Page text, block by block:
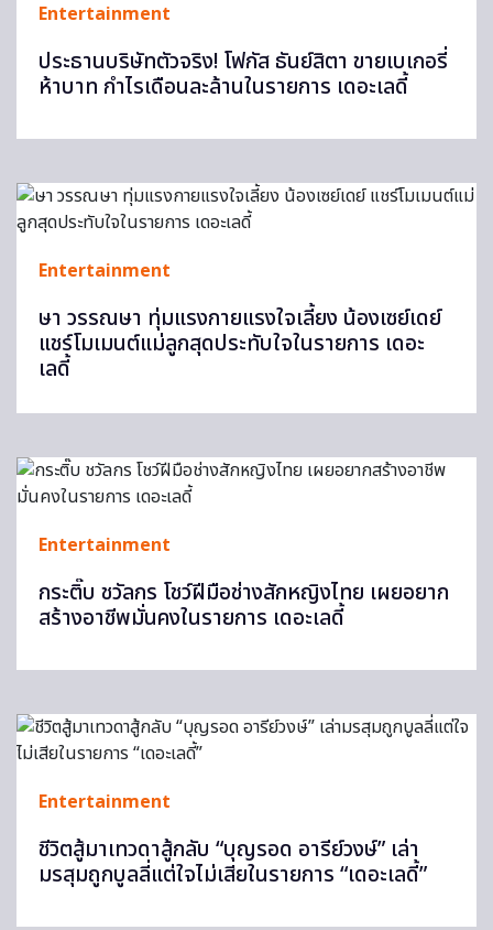
Entertainment
ประธานบริษัทตัวจริง! โฟกัส ธันย์สิตา ขายเบเกอรี่
ห้าบาท กำไรเดือนละล้านในรายการ เดอะเลดี้
Entertainment
ษา วรรณษา ทุ่มแรงกายแรงใจเลี้ยง น้องเซย์เดย์
แชร์โมเมนต์แม่ลูกสุดประทับใจในรายการ เดอะ
เลดี้
Entertainment
กระติ๊บ ชวัลกร โชว์ฝีมือช่างสักหญิงไทย เผยอยาก
สร้างอาชีพมั่นคงในรายการ เดอะเลดี้
Entertainment
ชีวิตสู้มาเทวดาสู้กลับ “บุญรอด อารีย์วงษ์” เล่า
มรสุมถูกบูลลี่แต่ใจไม่เสียในรายการ “เดอะเลดี้”